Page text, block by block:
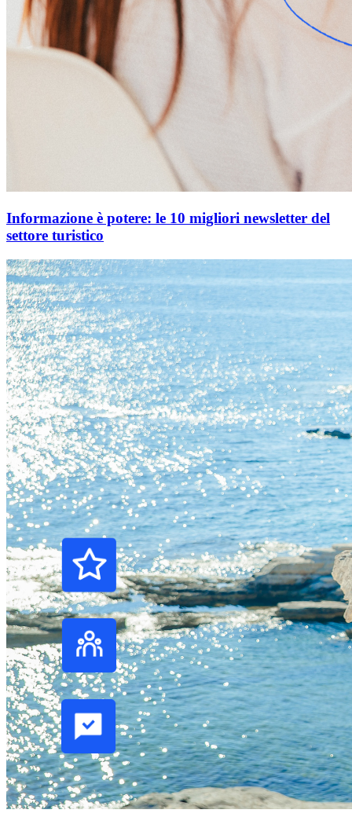
Informazione è potere: le 10 migliori newsletter del
settore turistico